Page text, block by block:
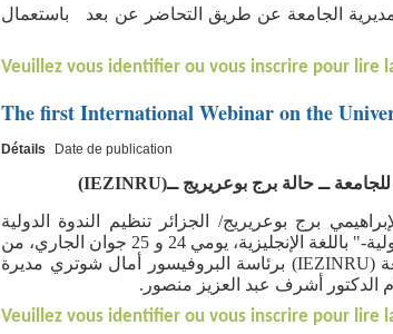
مجلس مديرية الجامعة عن طريق التحاضر عن بعد باستعمال
Veuillez vous identifier ou vous inscrire pour lire
The first International Webinar on the
Détails Date de publication
ــ حالة برج بوعريريج ــ(
IEZINRU
)
برج بوعريريج/ الجزائر تنظيم الندوة الدولية
الافتراضية الأولى الموسومة"دور الجامعة في خدمة المجتمع أثناء جائحة كورونا – تجارب دولية-" باللغة الإنجليزية، يومي 24 و 25 جوان الجاري، من
تنظيم مخبر بحث دراسات اقتصادية حول المناطق الصناعية في ظل الدور الجديد للجامعة (IEZINRU) برئاسة البروفيسور أمال شوتري مديرة
الدكتور أشرف عبد العزيز منصور.
Veuillez vous identifier ou vous inscrire pour lire